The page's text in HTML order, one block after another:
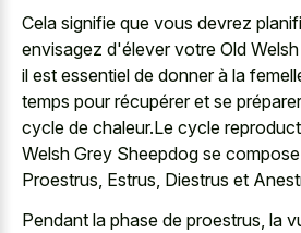
Cela signifie que vous devrez
envisagez d'élever votre Old
il est essentiel de donner à la
temps pour récupérer et se
cycle de chaleur.Le cycle
Welsh Grey Sheepdog se
Proestrus, Estrus, Diestrus et
Pendant la phase de proestrus, la